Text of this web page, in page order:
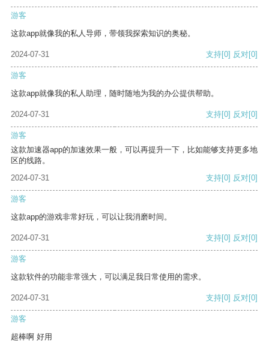
游客
这款app就像我的私人导师，带领我探索知识的奥秘。
2024-07-31 支持[0] 反对[0]
游客
这款app就像我的私人助理，随时随地为我的办公提供帮助。
2024-07-31 支持[0] 反对[0]
游客
这款加速器app的加速效果一般，可以再提升一下，比如能够支持更多地
区的线路。
2024-07-31
支持[0] 反对[0]
游客
这款app的游戏非常好玩，可以让我消磨时间。
2024-07-31 支持[0] 反对[0]
游客
这款软件的功能非常强大，可以满足我日常使用的需求。
2024-07-31 支持[0] 反对[0]
游客
超棒啊 好用